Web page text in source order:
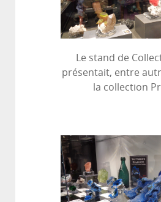
Le stand de
présentait, entre
la collection